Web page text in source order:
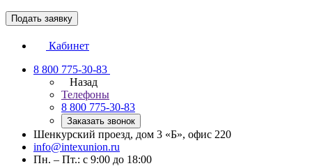
Подать заявку
Кабинет
8 800 775-30-83
Назад
Телефоны
8 800 775-30-83
Заказать звонок
Шенкурский проезд, дом 3 «Б», офис 220
info@intexunion.ru
Пн. – Пт.: с 9:00 до 18:00